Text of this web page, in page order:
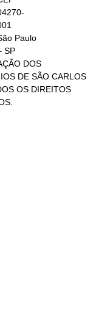
Paulo
SP
DOS
DE SÃO CARLOS
OS DIREITOS